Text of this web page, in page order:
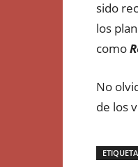
sido
los
como
No
de los